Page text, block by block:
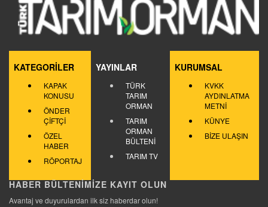
KATEGORİLER
KAPAK
KONUSU
ÖNDER
ÇİFTÇİ
ÖZEL
HABER
RÖPORTAJ
YAYINLAR
TÜRK
TARIM
ORMAN
TARIM
ORMAN
BÜLTENİ
TARIM TV
KURUMSAL
KVKK
AYDINLATMA
METNİ
KÜNYE
BİZE ULAŞIN
HABER BÜLTENİMİZE KAYIT OLUN
Avantaj ve duyurulardan ilk siz haberdar olun!